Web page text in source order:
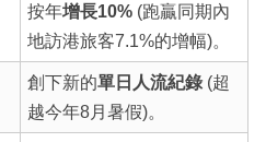
按年增長10%(跑贏同期內
地訪港旅客7.1%的增幅)。
創下新的單日人流紀錄(超
越今年8月暑假)。